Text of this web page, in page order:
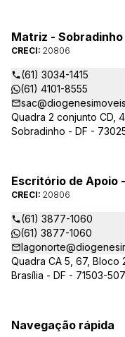
Matriz - Sobradinho
CRECI: 20806
(61) 3034-1415
(61) 4101-8555
Quadra 2 conjunto CD,
Sobradinho - DF -
Escritório de Apoio
CRECI: 20806
(61) 3877-1060
(61) 3877-1060
Quadra CA 5, 67, Bloco
Brasília - DF - 71503-507
Navegação rápida